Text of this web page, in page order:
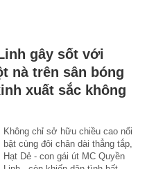
gây sốt với
nà trên sân bóng
xuất sắc không
Không chỉ sở hữu chiều cao nổi
bật cùng đôi chân dài thẳng tắp,
Hạt Dẻ - con gái út MC Quyền